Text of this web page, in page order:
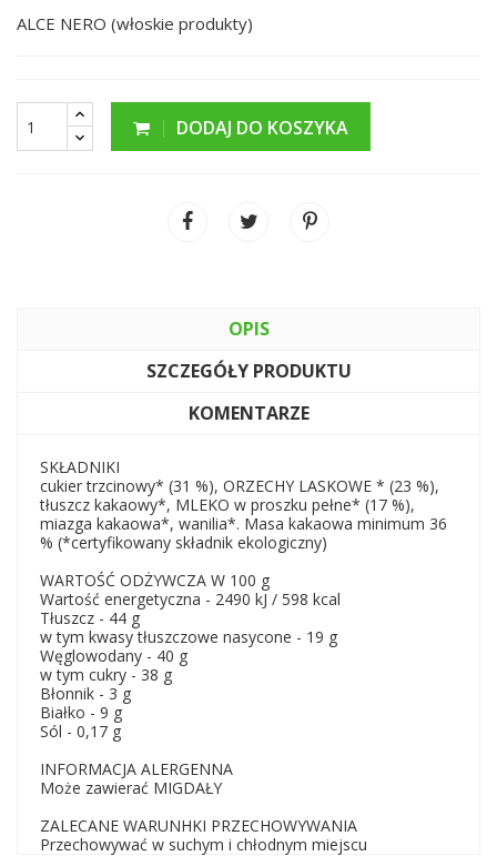
ALCE NERO (włoskie produkty)
DODAJ DO KOSZYKA
OPIS
SZCZEGÓŁY PRODUKTU
KOMENTARZE
SKŁADNIKI
cukier trzcinowy* (31 %), ORZECHY LASKOWE * (23 %),
tłuszcz kakaowy*, MLEKO w proszku pełne* (17 %),
miazga kakaowa*, wanilia*. Masa kakaowa minimum 36
% (*certyfikowany składnik ekologiczny)
WARTOŚĆ ODŻYWCZA W 100 g
Wartość energetyczna - 2490 kJ / 598 kcal
Tłuszcz - 44 g
w tym kwasy tłuszczowe nasycone - 19 g
Węglowodany - 40 g
w tym cukry - 38 g
Błonnik - 3 g
Białko - 9 g
Sól - 0,17 g
INFORMACJA ALERGENNA
Może zawierać MIGDAŁY
ZALECANE WARUNHKI PRZECHOWYWANIA
Przechowywać w suchym i chłodnym miejscu